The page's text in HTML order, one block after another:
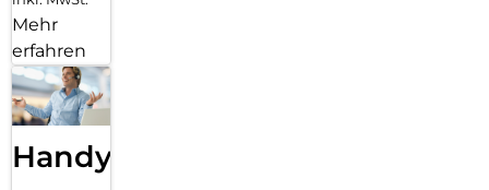
Mehr
erfahren
Handy